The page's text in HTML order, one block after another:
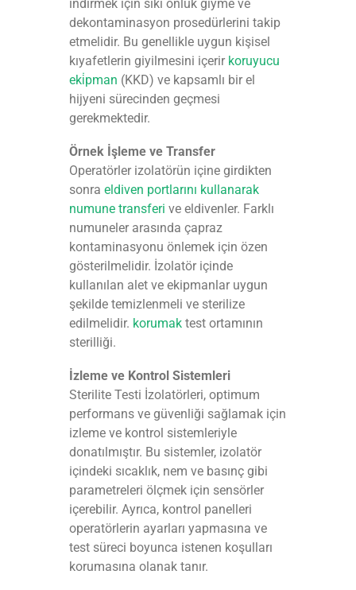
indirmek için sıkı önlük giyme ve
dekontaminasyon prosedürlerini takip
etmelidir. Bu genellikle uygun kişisel
kıyafetlerin giyilmesini içerir koruyucu
eki̇pman (KKD) ve kapsamlı bir el
hijyeni sürecinden geçmesi
gerekmektedir.
Örnek İşleme ve Transfer
Operatörler izolatörün içine girdikten
sonraeldiven portlarını kullanarak
numune transferi ve eldivenler. Farklı
numuneler arasında çapraz
kontaminasyonu önlemek için özen
gösterilmelidir. İzolatör içinde
kullanılan alet ve ekipmanlar uygun
şekilde temizlenmeli ve sterilize
edilmelidir. korumak test ortamının
sterilliği.
İzleme ve Kontrol Sistemleri
Sterilite Testi İzolatörleri, optimum
performans ve güvenliği sağlamak için
izleme ve kontrol sistemleriyle
donatılmıştır. Bu sistemler, izolatör
içindeki sıcaklık, nem ve basınç gibi
parametreleri ölçmek için sensörler
içerebilir. Ayrıca, kontrol panelleri
operatörlerin ayarları yapmasına ve
test süreci boyunca istenen koşulları
korumasına olanak tanır.